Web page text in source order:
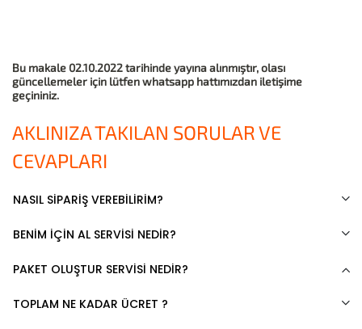
Bu makale 02.10.2022 tarihinde yayına alınmıştır, olası
güncellemeler için lütfen whatsapp hattımızdan iletişime
geçininiz.
AKLINIZA TAKILAN SORULAR VE
CEVAPLARI
NASIL SİPARİŞ VEREBİLİRİM?
BENİM İÇİN AL SERVİSİ NEDİR?
PAKET OLUŞTUR SERVİSİ NEDİR?
TOPLAM NE KADAR ÜCRET ?